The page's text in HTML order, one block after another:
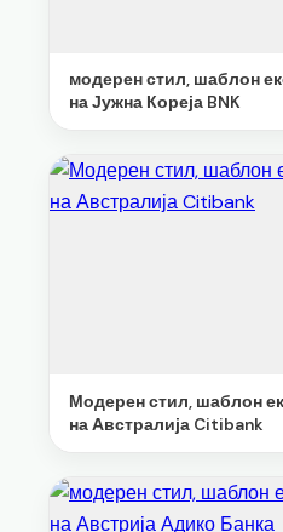
модерен стил, шаблон
на Јужна Кореја BNK
Модерен стил, шаблон
на Австралија Citibank